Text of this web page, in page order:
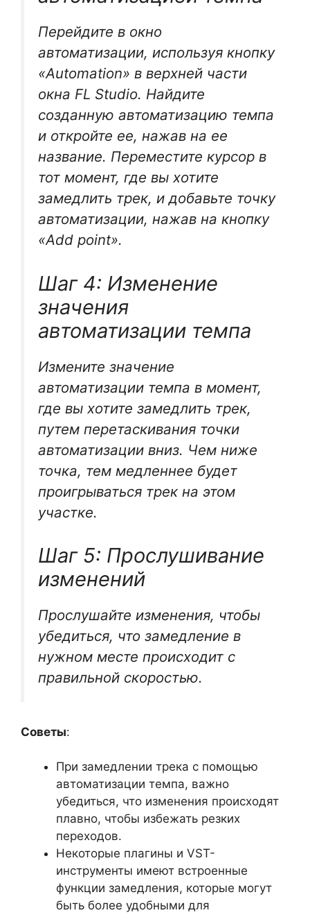
Перейдите в окно
автоматизации, используя кнопку
«Automation» в верхней части
окна FL Studio. Найдите
созданную автоматизацию темпа
и откройте ее, нажав на ее
название. Переместите курсор в
тот момент, где вы хотите
замедлить трек, и добавьте точку
автоматизации, нажав на кнопку
«Add point».
Шаг 4: Изменение
значения
автоматизации темпа
Измените значение
автоматизации темпа в момент,
где вы хотите замедлить трек,
путем перетаскивания точки
автоматизации вниз. Чем ниже
точка, тем медленнее будет
проигрываться трек на этом
участке.
Шаг 5: Прослушивание
изменений
Прослушайте изменения, чтобы
убедиться, что замедление в
нужном месте происходит с
правильной скоростью.
Советы:
При замедлении трека с помощью
автоматизации темпа, важно
убедиться, что изменения происходят
плавно, чтобы избежать резких
переходов.
Некоторые плагины и VST-
инструменты имеют встроенные
функции замедления, которые могут
быть более удобными для